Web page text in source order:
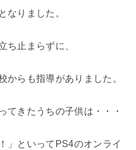
なりました。
ち止まらずに、
からも指導がありました。
てきたうちの子供は・・・
」といってPS4のオンライ